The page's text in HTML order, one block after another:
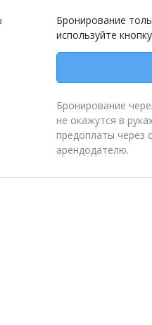
Бронирование
используйте
Бронирование
не окажутся в
предоплаты через
арендодателю.